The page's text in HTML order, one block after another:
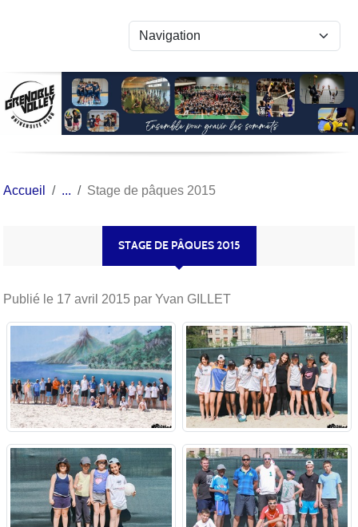
Accueil Stage de pâques 2015
STAGE DE PÂQUES 2015
Publié le 17 avril 2015 par Yvan GILLET